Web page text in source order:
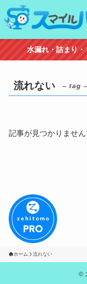
水漏れ・詰まり・
流れない – tag –
記事が見つかりません
ホーム 流れない
©